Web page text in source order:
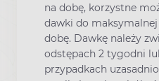
na dobę, korzystne
dawki do
dobę. Dawkę należy
odstępach 2 tygodni
przypadkach